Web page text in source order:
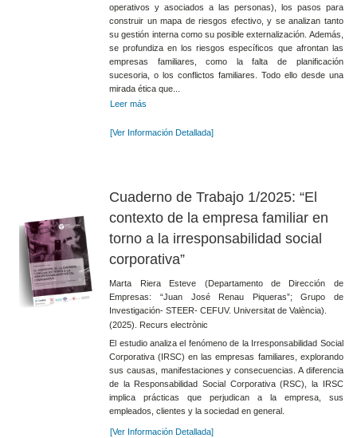
operativos y asociados a las personas), los pasos para
construir un mapa de riesgos efectivo, y se analizan tanto
su gestión interna como su posible externalización. Además,
se profundiza en los riesgos específicos que afrontan las
empresas familiares, como la falta de planificación
sucesoria, o los conflictos familiares. Todo ello desde una
mirada ética que...
Leer más
[Ver Información Detallada]
Cuaderno de Trabajo 1/2025: “El
contexto de la empresa familiar en
torno a la irresponsabilidad social
corporativa”
Marta Riera Esteve (Departamento de Dirección de
Empresas: “Juan José Renau Piqueras”; Grupo de
Investigación- STEER- CEFUV. Universitat de València).
(2025). Recurs electrònic
El estudio analiza el fenómeno de la Irresponsabilidad Social
Corporativa (IRSC) en las empresas familiares, explorando
sus causas, manifestaciones y consecuencias. A diferencia
de la Responsabilidad Social Corporativa (RSC), la IRSC
implica prácticas que perjudican a la empresa, sus
empleados, clientes y la sociedad en general.
[Ver Información Detallada]